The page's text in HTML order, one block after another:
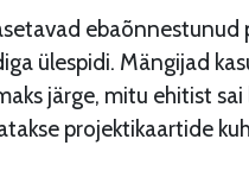
ebaõnnestunud
ülespidi. Mängijad
järge, mitu ehitist
projektikaartide